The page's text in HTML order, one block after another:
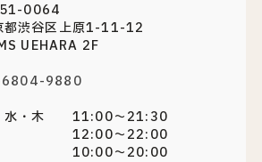
0064
都渋谷区上原1-11-12
UEHARA 2F
9880
水・木 11:00～21:30
12:00～22:00
10:00～20:00